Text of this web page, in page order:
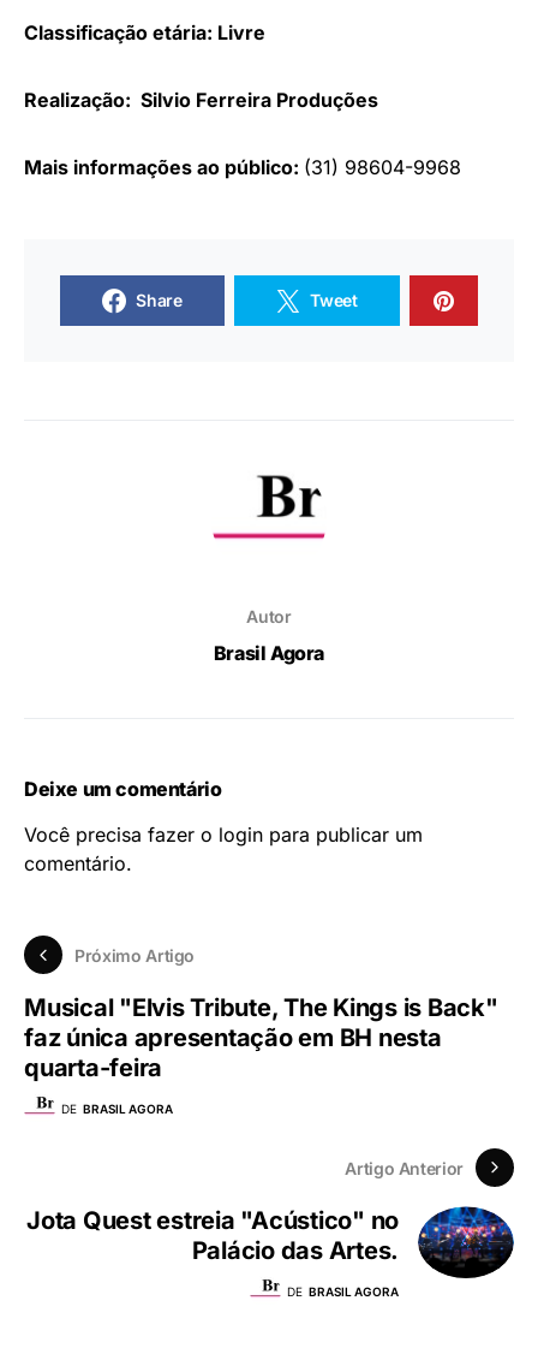
Classificação etária: Livre
Realização: Silvio Ferreira Produções
Mais informações ao público: (31) 98604-9968
Share Tweet
Autor
Brasil Agora
Deixe um comentário
Você precisa fazer o login para publicar um
comentário.
Próximo Artigo
Musical "Elvis Tribute, The Kings is Back"
faz única apresentação em BH nesta
quarta-feira
DE BRASIL AGORA
Artigo Anterior
Jota Quest estreia "Acústico" no
Palácio das Artes.
DE BRASIL AGORA